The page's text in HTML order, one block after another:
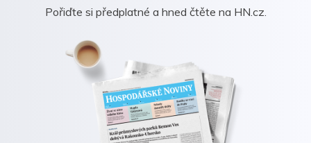
Pořiďte si předplatné a hned čtěte na HN.cz.